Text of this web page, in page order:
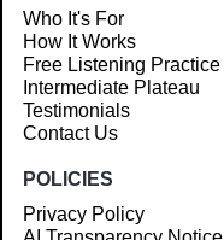
Who It's For
How It Works
Free Listening Practice
Intermediate Plateau
Testimonials
Contact Us
POLICIES
Privacy Policy